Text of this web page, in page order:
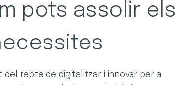
pots assolir els
del repte de digitalitzar i innovar per a